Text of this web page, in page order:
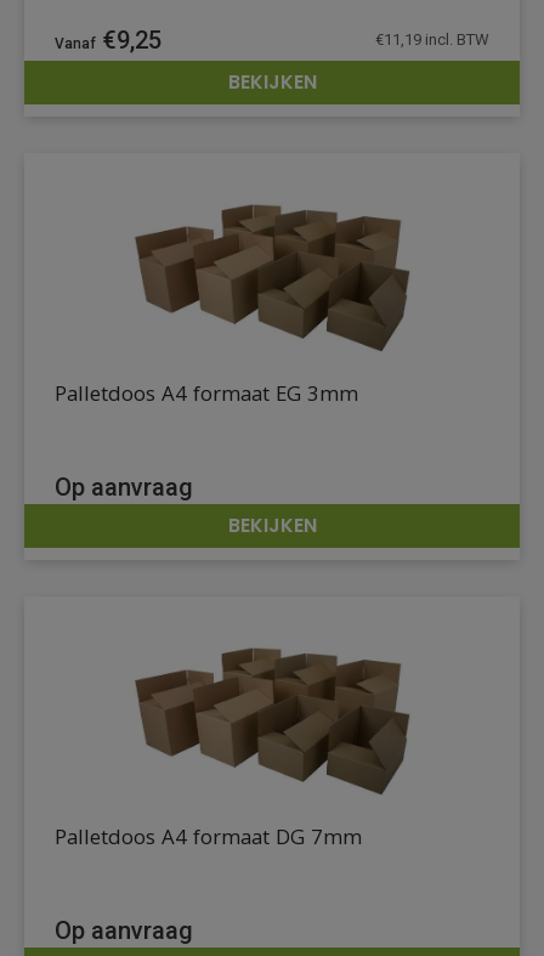
DETAILS
€9,25 €11,19 incl. BTW
BEKIJKEN
DETAILS
Palletdoos A4 formaat EG 3mm
Op aanvraag
BEKIJKEN
Palletdoos A4 formaat DG 7mm
Op aanvraag